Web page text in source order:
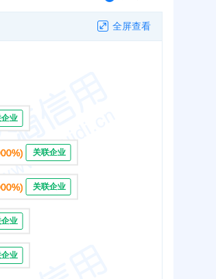
全屏查看
业
关联企业
关联企业
业
业